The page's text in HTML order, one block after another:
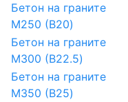
Бетон на граните
М250 (B20)
Бетон на граните
М300 (B22.5)
Бетон на граните
М350 (B25)